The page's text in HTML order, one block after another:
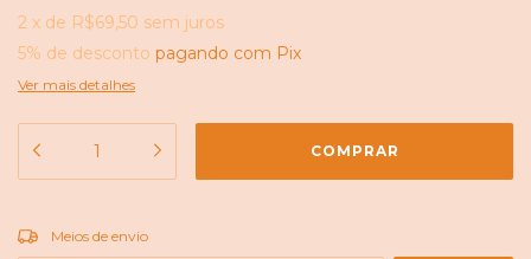
2 x de R$69,50 sem juros
5% de desconto pagando com Pix
Ver mais detalhes
Entregas para o CEP:
Meios de envio